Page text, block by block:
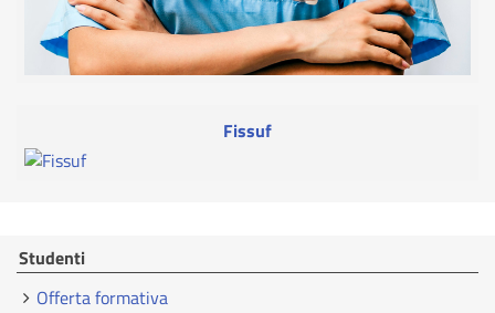
Fissuf
Studenti
Offerta formativa